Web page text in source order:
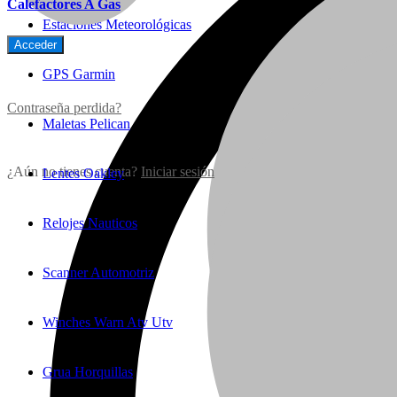
Contraseña perdida?
¿Aún no tienes cuenta? Iniciar sesión
Estaciones Meteorológicas
GPS Garmin
Maletas Pelican
Lentes Oakley
Relojes Nauticos
Scanner Automotriz
Winches Warn Atv Utv
Grua Horquillas
Calefactores A Gas